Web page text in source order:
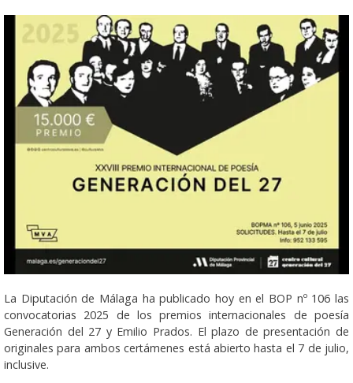
La Diputación de Málaga ha publicado hoy en el BOP nº 106 las
convocatorias 2025 de los premios internacionales de poesía
Generación del 27 y Emilio Prados. El plazo de presentación de
originales para ambos certámenes está abierto hasta el 7 de julio,
inclusive.